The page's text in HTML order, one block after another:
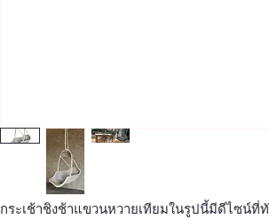
กระเช้าชิงช้าแขวนหวายเทียมในรูปนี้มีดีไซน์ที่